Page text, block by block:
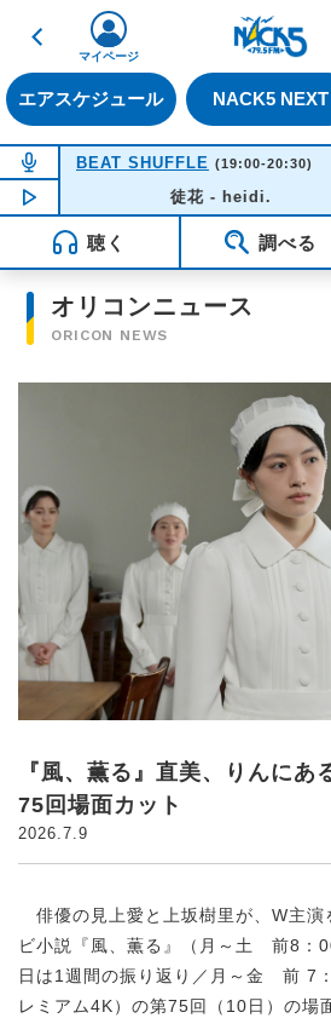
戻る
エアスケジュール NACK5 NEXT
マイページ
NOW ON AIR
BEAT SHUFFLE (19:00-20:30)
NOW PLAYING19:37
徒花 - heidi.
聴く 調べる
オリコンニュース
ORICON NEWS
『風、薫る』直美、りんに
75回場面カット
2026.7.9
俳優の見上愛と上坂樹里が、W主演
ビ小説『風、薫る』（月～土 前8
日は1週間の振り返り／月～金 前
レミアム4K）の第75回（10日）の場